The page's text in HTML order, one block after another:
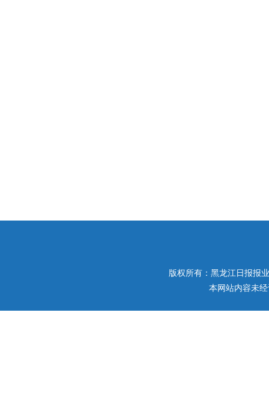
版权所有：黑龙江日报报
本网站内容未